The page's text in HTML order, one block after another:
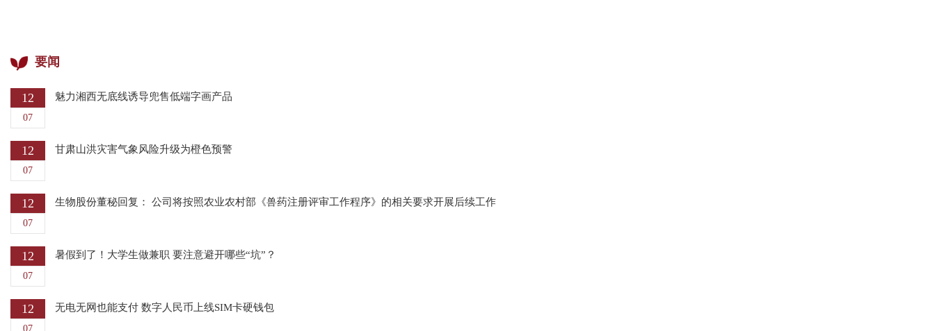
要闻
12
07
魅力湘西无底线诱导兜售低端字画产品
12
07
甘肃山洪灾害气象风险升级为橙色预警
12
07
生物股份董秘回复： 公司将按照农业农村部《兽药注册评审工作程序》的相关要求开展后续工作
12
07
暑假到了！大学生做兼职 要注意避开哪些“坑”？
12
07
无电无网也能支付 数字人民币上线SIM卡硬钱包